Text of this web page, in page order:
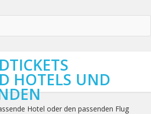
HOTELS UND
Hotel oder den passenden Flug